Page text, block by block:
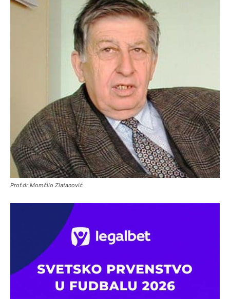
Prof.dr Momčilo Zlatanović